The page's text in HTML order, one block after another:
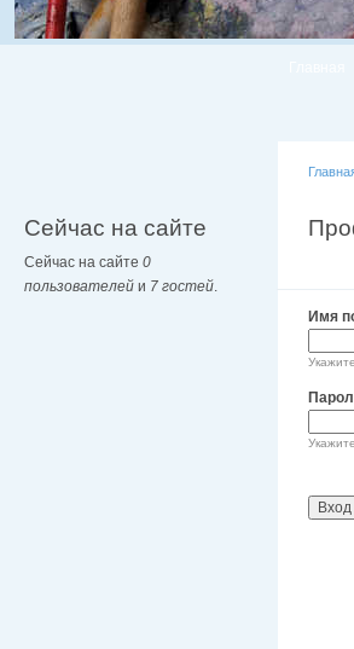
Сейчас на сайте
Сейчас на сайте 0
пользователей и 7 гостей.
Имя